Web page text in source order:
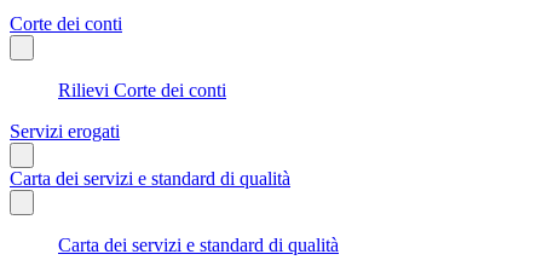
Corte dei conti
Rilievi Corte dei conti
Servizi erogati
Carta dei servizi e standard di qualità
Carta dei servizi e standard di qualità